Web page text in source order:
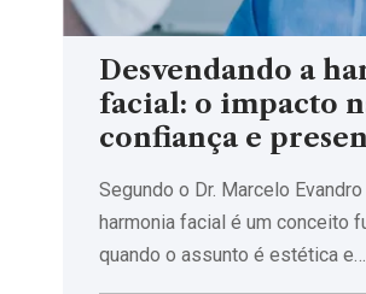
Desvendando a
facial: o impacto
confiança e
Segundo o Dr. Marcelo
harmonia facial é um conceito
quando o assunto é estética e…